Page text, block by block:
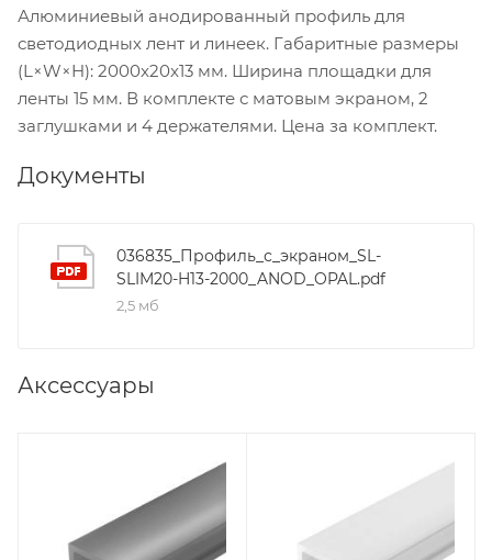
Алюминиевый анодированный профиль для
светодиодных лент и линеек. Габаритные размеры
(L×W×H): 2000x20x13 мм. Ширина площадки для
ленты 15 мм. В комплекте с матовым экраном, 2
заглушками и 4 держателями. Цена за комплект.
Документы
036835_Профиль_с_экраном_SL-
SLIM20-H13-2000_ANOD_OPAL.pdf
2,5 мб
Аксессуары